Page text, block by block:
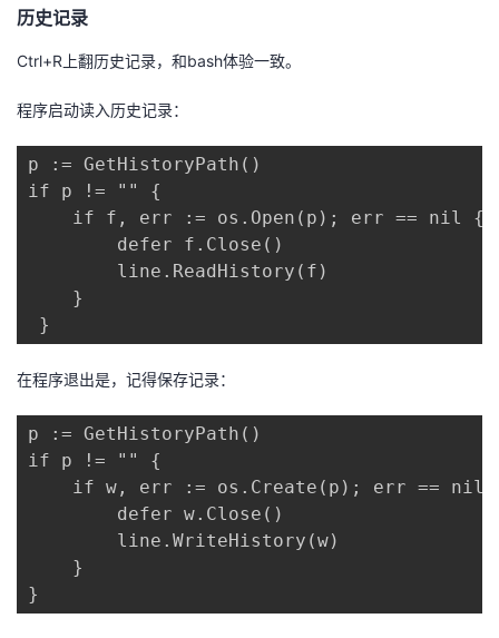
历史记录
Ctrl+R上翻历史记录，和bash体验一致。
程序启动读入历史记录：
p := GetHistoryPath()
if p != "" {
if f, err := os.Open(p); err == nil {
defer f.Close()
line.ReadHistory(f)
}
}
在程序退出是，记得保存记录：
p := GetHistoryPath()
if p != "" {
if w, err := os.Create(p); err == nil
defer w.Close()
line.WriteHistory(w)
}
}